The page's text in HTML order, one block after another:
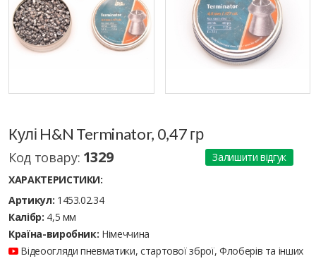
Кулі H&N Terminator, 0,47 гр
Код товару: 1329
Залишити відгук
ХАРАКТЕРИСТИКИ:
Артикул: 1453.02.34
Калібр: 4,5 мм
Країна-виробник: Німеччина
Відеоогляди пневматики, стартової зброї, Флоберів та інших